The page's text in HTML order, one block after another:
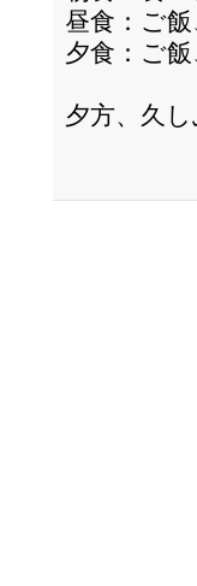
昼食：ご
夕食：ご
夕方、久